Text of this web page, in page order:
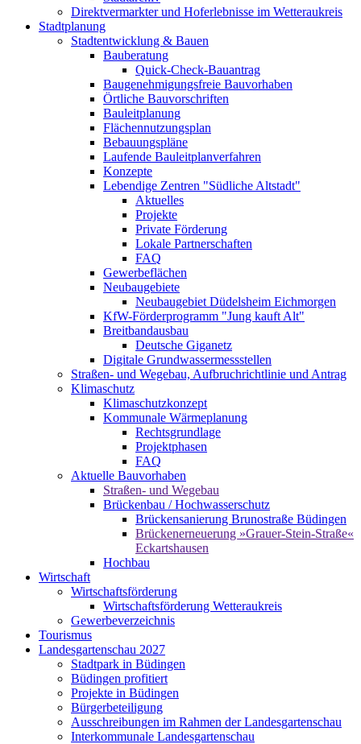
Direktvermarkter und Hoferlebnisse im Wetteraukreis
Stadtplanung
Stadtentwicklung & Bauen
Bauberatung
Quick-Check-Bauantrag
Baugenehmigungsfreie Bauvorhaben
Örtliche Bauvorschriften
Bauleitplanung
Flächennutzungsplan
Bebauungspläne
Laufende Bauleitplanverfahren
Konzepte
Lebendige Zentren "Südliche Altstadt"
Aktuelles
Projekte
Private Förderung
Lokale Partnerschaften
FAQ
Gewerbeflächen
Neubaugebiete
Neubaugebiet Düdelsheim Eichmorgen
KfW-Förderprogramm "Jung kauft Alt"
Breitbandausbau
Deutsche Giganetz
Digitale Grundwassermessstellen
Straßen- und Wegebau, Aufbruchrichtlinie und Antrag
Klimaschutz
Klimaschutzkonzept
Kommunale Wärmeplanung
Rechtsgrundlage
Projektphasen
FAQ
Aktuelle Bauvorhaben
Straßen- und Wegebau
Brückenbau / Hochwasserschutz
Brückensanierung Brunostraße Büdingen
Brückenerneuerung »Grauer-Stein-Straße«
Eckartshausen
Hochbau
Wirtschaft
Wirtschaftsförderung
Wirtschaftsförderung Wetteraukreis
Gewerbeverzeichnis
Tourismus
Landesgartenschau 2027
Stadtpark in Büdingen
Büdingen profitiert
Projekte in Büdingen
Bürgerbeteiligung
Ausschreibungen im Rahmen der Landesgartenschau
Interkommunale Landesgartenschau